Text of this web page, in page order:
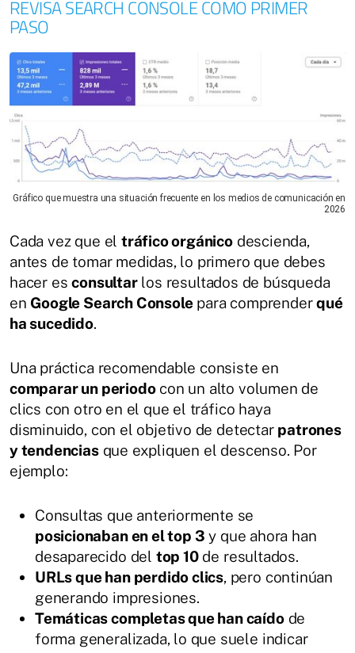
REVISA SEARCH CONSOLE COMO PRIMER
PASO
Gráfico que muestra una situación frecuente en los medios de comunicación en
2026
Cada vez que el tráfico orgánicodescienda,
antes de tomar medidas, lo primero que debes
hacer esconsultarlos resultados de búsqueda
en Google Search Consolepara comprenderqué
ha sucedido.
Una práctica recomendable consiste en
comparar un periodocon un alto volumen de
clics con otro en el que el tráfico haya
disminuido, con el objetivo de detectar patrones
y tendenciasque expliquen el descenso. Por
ejemplo:
Consultas que anteriormente se
posicionaban en el top 3 y que ahora han
desaparecido del top 10de resultados.
URLs que han perdido clics, pero continúan
generando impresiones.
Temáticas completas que han caídode
forma generalizada, lo que suele indicar